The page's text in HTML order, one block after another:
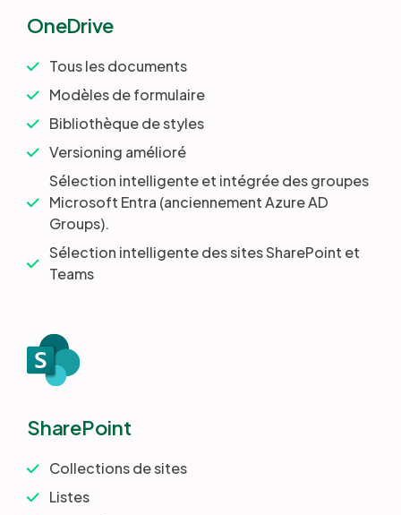
OneDrive
Tous les documents
Modèles de formulaire
Bibliothèque de styles
Versioning amélioré
Sélection intelligente et intégrée des groupes
Microsoft Entra (anciennement Azure AD
Groups).
Sélection intelligente des sites SharePoint et
Teams
SharePoint
Collections de sites
Listes